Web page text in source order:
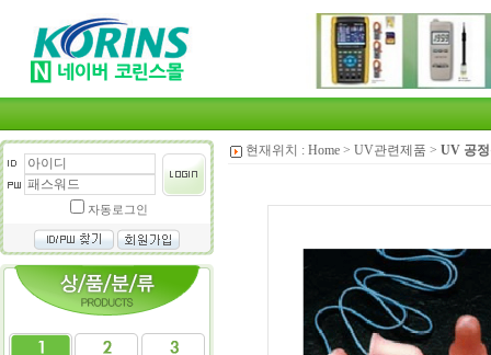
자동로그인
현재위치 : Home > UV관련제품 > UV 공